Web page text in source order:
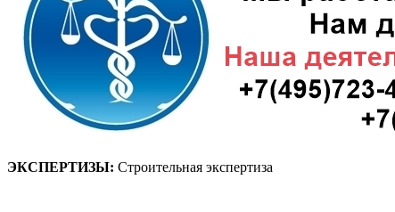
ЭКСПЕРТИЗЫ: Строительная экспертиза